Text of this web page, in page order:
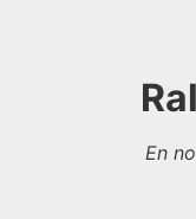
En